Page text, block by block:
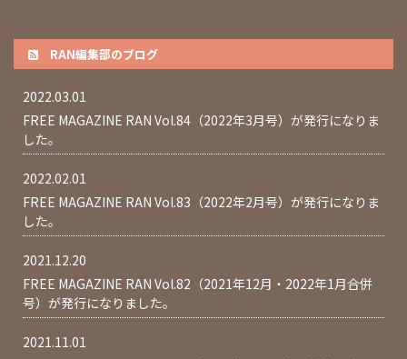
RAN編集部のブログ
2022.03.01
FREE MAGAZINE RAN Vol.84（2022年3月号）が発行になりま
した。
2022.02.01
FREE MAGAZINE RAN Vol.83（2022年2月号）が発行になりま
した。
2021.12.20
FREE MAGAZINE RAN Vol.82（2021年12月・2022年1月合併
号）が発行になりました。
2021.11.01